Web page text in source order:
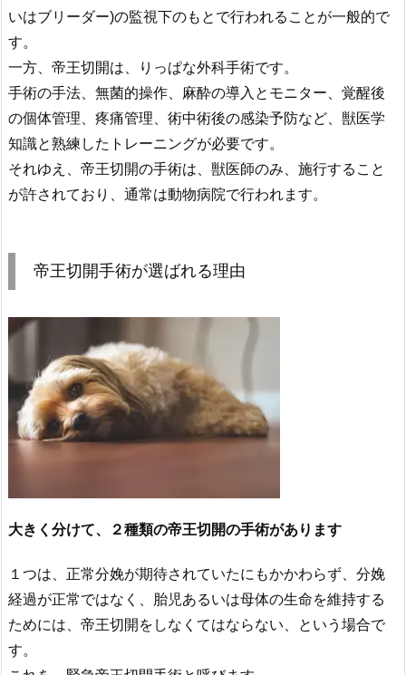
いはブリーダー)の監視下のもとで行われることが一般的で
す。
一方、帝王切開は、りっぱな外科手術です。
手術の手法、無菌的操作、麻酔の導入とモニター、覚醒後
の個体管理、疼痛管理、術中術後の感染予防など、獣医学
知識と熟練したトレーニングが必要です。
それゆえ、帝王切開の手術は、獣医師のみ、施行すること
が許されており、通常は動物病院で行われます。
帝王切開手術が選ばれる理由
大きく分けて、２種類の帝王切開の手術があります
１つは、正常分娩が期待されていたにもかかわらず、分娩
経過が正常ではなく、胎児あるいは母体の生命を維持する
ためには、帝王切開をしなくてはならない、という場合で
す。